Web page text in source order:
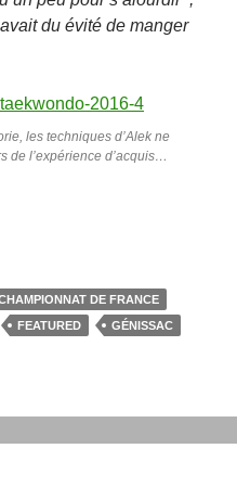
du évité de manger
les techniques d’Alek ne
de l’expérience d’acquis…
DE FRANCE
FEATURED
GÉNISSAC